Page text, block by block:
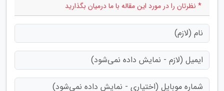
* نظرتان را در مورد این مقاله با ما درمیان بگذارید